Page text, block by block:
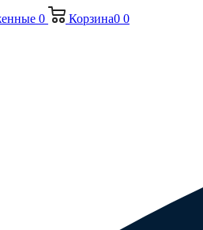
0 Корзина0 0